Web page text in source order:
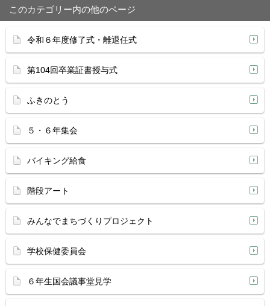
このカテゴリー内の他のページ
令和６年度修了式・離退任式
第104回卒業証書授与式
ふきのとう
５・６年集会
バイキング給食
階段アート
みんなでまちづくりプロジェクト
学校保健委員会
６年生国会議事堂見学